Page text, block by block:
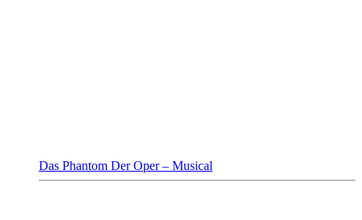
Das Phantom Der Oper – Musical